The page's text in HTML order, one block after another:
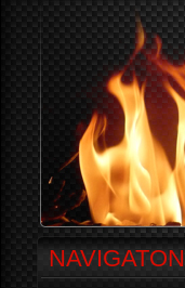
NAVIGATON